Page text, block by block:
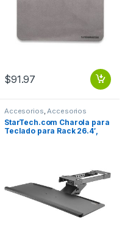
$91.97
Accesorios,Accesorios
Escritorio
StarTech.com Charola para
Teclado para Rack 26.4′,